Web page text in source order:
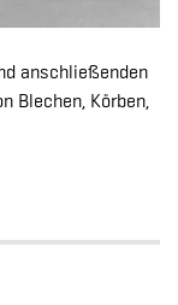
anschließenden
Blechen, Körben,